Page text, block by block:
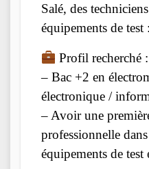
Salé, des
équipements de test :
Profil recherché :
– Bac +2 en
électronique /
– Avoir une
professionnelle
équipements de test